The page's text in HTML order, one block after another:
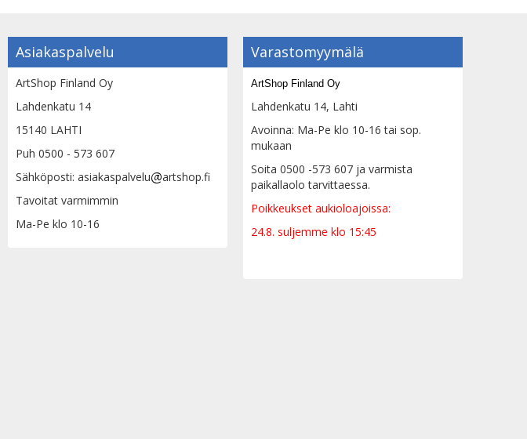
Asiakaspalvelu
ArtShop Finland Oy
Lahdenkatu 14
15140 LAHTI
Puh 0500 - 573 607
Sähköposti: asiakaspalvelu
artshop.fi
Tavoitat varmimmin
Ma-Pe klo 10-16
Varastomyymälä
ArtShop Finland Oy
Lahdenkatu 14, Lahti
Avoinna: Ma-Pe klo 10-16 tai sop.
mukaan
Soita 0500 -573 607 ja varmista
paikallaolo tarvittaessa.
Poikkeukset aukioloajoissa:
24.8. suljemme klo 15:45